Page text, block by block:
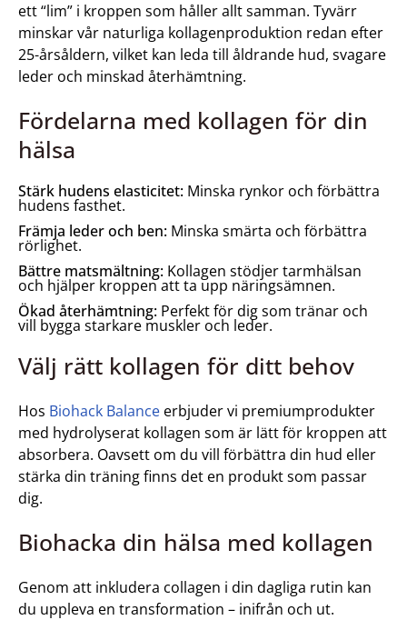
ett “lim” i kroppen som håller allt samman. Tyvärr
minskar vår naturliga kollagenproduktion redan efter
25-årsåldern, vilket kan leda till åldrande hud, svagare
leder och minskad återhämtning.
Fördelarna med kollagen för din
hälsa
Stärk hudens elasticitet: Minska rynkor och förbättra
hudens fasthet.
Främja leder och ben: Minska smärta och förbättra
rörlighet.
Bättre matsmältning: Kollagen stödjer tarmhälsan
och hjälper kroppen att ta upp näringsämnen.
Ökad återhämtning: Perfekt för dig som tränar och
vill bygga starkare muskler och leder.
Välj rätt kollagen för ditt behov
Hos Biohack Balance erbjuder vi premiumprodukter
med hydrolyserat kollagen som är lätt för kroppen att
absorbera. Oavsett om du vill förbättra din hud eller
stärka din träning finns det en produkt som passar
dig.
Biohacka din hälsa med kollagen
Genom att inkludera collagen i din dagliga rutin kan
du uppleva en transformation – inifrån och ut.